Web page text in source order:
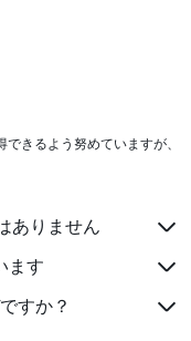
きるよう努めていますが、
ありません
ます
すか？